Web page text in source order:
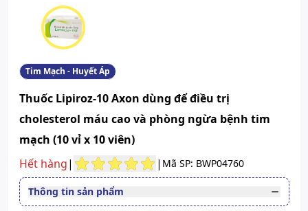
Tim Mạch - Huyết Áp
Thuốc Lipiroz-10 Axon dùng để điều trị
cholesterol máu cao và phòng ngừa bệnh tim
mạch (10 vỉ x 10 viên)
Hết hàng| | Mã SP: BWP04760
Thông tin sản phẩm